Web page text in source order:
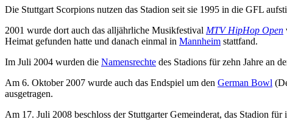
Die Stuttgart Scorpions nutzen das Stadion seit sie 1995 in die GFL
2001 wurde dort auch das alljährliche Musikfestival MTV HipHop Open
Heimat gefunden hatte und danach einmal in Mannheim stattfand.
Im Juli 2004 wurden die Namensrechte des Stadions für zehn Jahre an
Am 6. Oktober 2007 wurde auch das Endspiel um den German Bowl
ausgetragen.
Am 17. Juli 2008 beschloss der Stuttgarter Gemeinderat, das Stadion